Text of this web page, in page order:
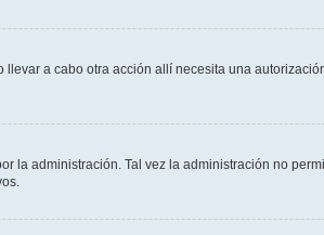
a cabo otra acción allí necesita una
la administración. Tal vez la administración no